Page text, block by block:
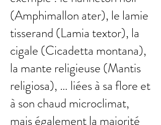
(Amphimallon ater), le lamie
tisserand (Lamia textor), la
cigale (Cicadetta montana),
la mante religieuse (Mantis
religiosa), … liées à sa flore et
à son chaud microclimat,
mais également la majorité